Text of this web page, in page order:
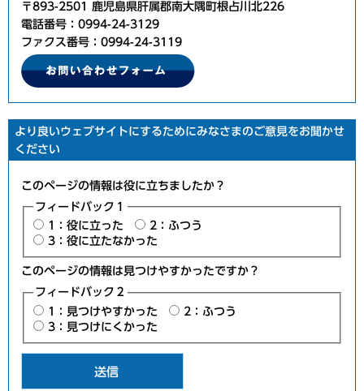
〒893-2501 鹿児島県肝属郡南大隅町根占川北226
電話番号：0994-24-3129
ファクス番号：0994-24-3119
より良いウェブサイトにするためにみなさまのご意見をお聞かせ
ください
このページの情報は役に立ちましたか？
フィードバック１
1：役に立った
2：ふつう
3：役に立たなかった
このページの情報は見つけやすかったですか？
フィードバック２
1：見つけやすかった
2：ふつう
3：見つけにくかった